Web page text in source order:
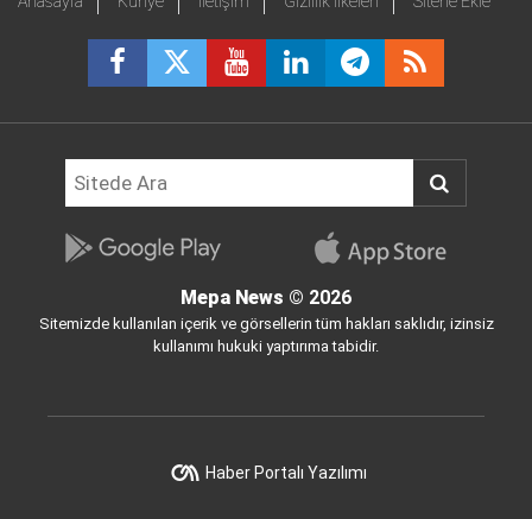
Mepa News © 2026
Sitemizde kullanılan içerik ve görsellerin tüm hakları saklıdır, izinsiz
kullanımı hukuki yaptırıma tabidir.
Haber Portalı Yazılımı